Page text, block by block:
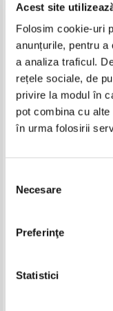
Acest site
Folosim cookie-uri
anunțurile, pentru
a analiza traficul.
rețele sociale, de
privire la modul în
pot combina cu
în urma folosirii
consimțământului
Necesare
Preferinţe
Statistici
istoria patriei noastre
1)
Pret:74,00Lei 51,80